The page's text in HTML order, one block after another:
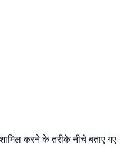
शामिल करने के तरीके नीचे बताए गए